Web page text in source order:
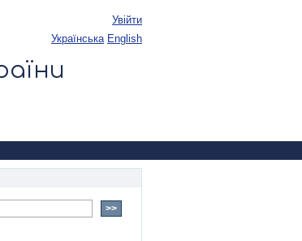
Увійти
українська English